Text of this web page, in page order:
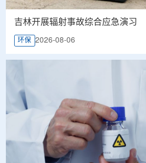
吉林开展辐射事故综合应急演习
环保 2026-08-06